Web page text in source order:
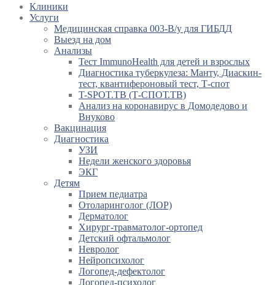
Клиники
Услуги
Медицинская справка 003-В/у для ГИБДД
Выезд на дом
Анализы
Тест ImmunoHealth для детей и взрослых
Диагностика туберкулеза: Манту, Диаскин-
тест, квантифероновый тест, Т-спот
T-SPOT.TB (Т-СПОТ.ТВ)
Анализ на коронавирус в Домодедово и
Внуково
Вакцинация
Диагностика
УЗИ
Недели женского здоровья
ЭКГ
Детям
Прием педиатра
Отоларинголог (ЛОР)
Дерматолог
Хирург-травматолог-ортопед
Детский офтальмолог
Невролог
Нейропсихолог
Логопед-дефектолог
Логопед-психолог